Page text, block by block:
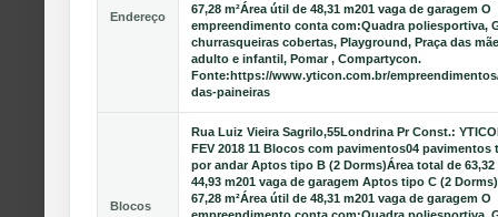
Endereço
67,28 m²Área útil de 48,31 m201 vaga de garagem O
empreendimento conta com:Quadra poliesportiva,
churrasqueiras cobertas, Playground, Praça das
adulto e infantil, Pomar , Compartycon.
Fonte:https://www.yticon.com.br/
das-paineiras
Blocos
Rua Luiz Vieira Sagrilo,55Londrina Pr Const.:
FEV 2018 11 Blocos com pavimentos04 pavimentos
por andar Aptos tipo B (2 Dorms)Área total de 63,32
44,93 m201 vaga de garagem Aptos tipo C (2
67,28 m²Área útil de 48,31 m201 vaga de garagem O
empreendimento conta com:Quadra poliesportiva,